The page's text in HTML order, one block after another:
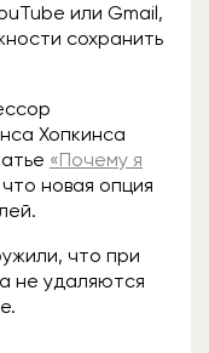
или Gmail,
сохранить
Хопкинса
«Почему я
новая опция
что при
не удаляются